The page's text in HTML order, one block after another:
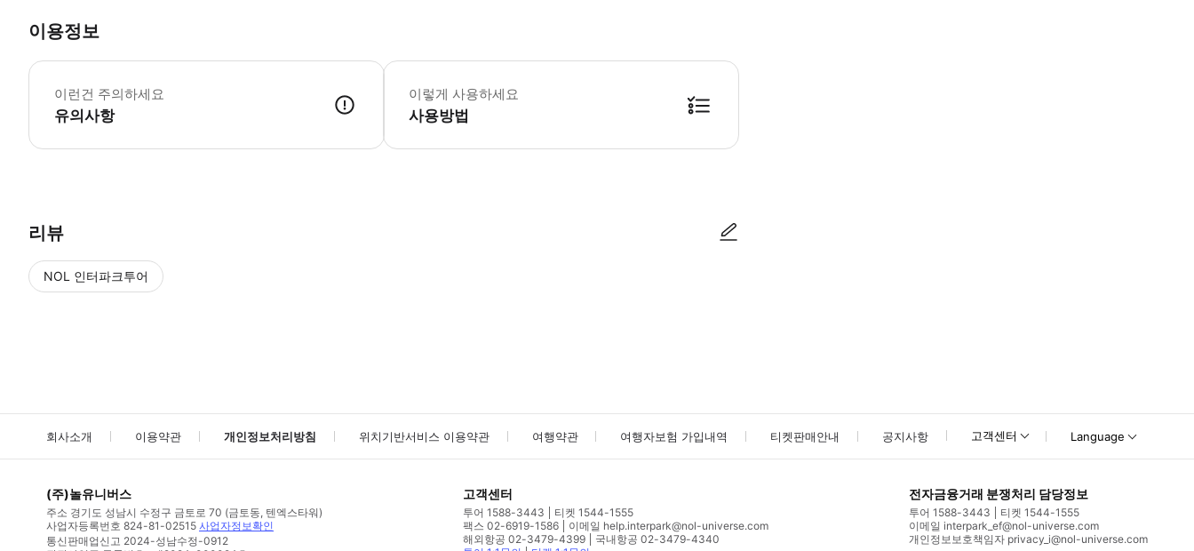
이용정보
이런건 주의하세요
유의사항
첫 방문 시점부터 24시간 또는 48시간 동안 유효한 시티 패스 각 관광지의 티켓 검사소에 직접 가서 패스를 제시하세요(장소당 1회 방문). 아비뇽 시티 패
이렇게 사용하세요
사용방법
리뷰
NOL 인터파크투어
회사소개 이용약관 개인정보처리방침 위치기반서비스 이용약관 여행약관 여행자보험 가입내역 티켓판매안내 공지사항 고객센터 Language
(주)놀유니버스
주소 경기도 성남시 수정구 금토로 70 (금토동, 텐엑스타워)
사업자등록번호 824-81-02515 사업자정보확인
통신판매업신고 2024-성남수정-0912
고객센터
투어 1588-3443
티켓 1544-1555
팩스 02-6919-1586
이메일 help.interpark@nol-universe.com
해외항공 02-3479-4399
국내항공 02-3479-4340
전자금융거래 분쟁처리 담당정보
투어 1588-3443
티켓 1544-1555
이메일 interpark_ef@nol-universe.com
개인정보보호책임자 privacy_i@nol-universe.com